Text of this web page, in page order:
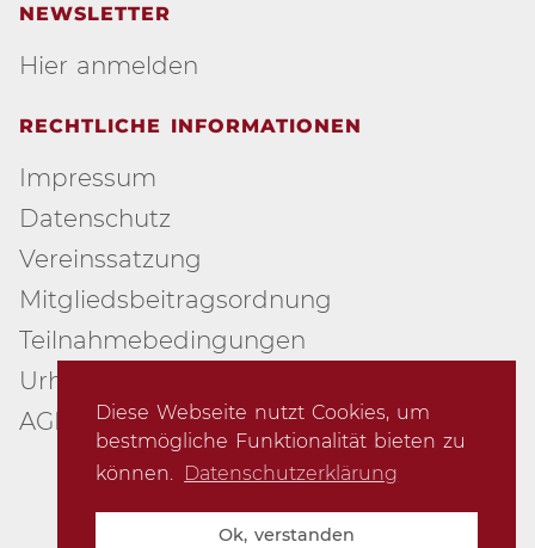
Diese Webseite nutzt Cookies, um
bestmögliche Funktionalität bieten zu
können. Datenschutzerklärung
Ok, verstanden
NEWSLETTER
Hier anmelden
RECHTLICHE INFORMATIONEN
Impressum
Datenschutz
Vereinssatzung
Mitgliedsbeitragsordnung
Teilnahmebedingungen
Urheberschutz
AGB